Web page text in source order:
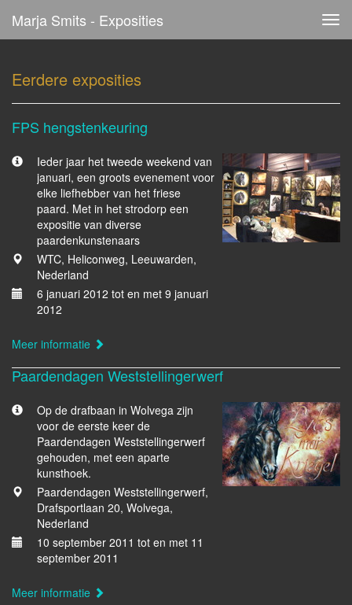
Marja Smits - Exposities
Eerdere exposities
FPS hengstenkeuring
Ieder jaar het tweede weekend van
januari, een groots evenement voor
elke liefhebber van het friese
paard. Met in het strodorp een
expositie van diverse
paardenkunstenaars
WTC, Heliconweg, Leeuwarden,
Nederland
6 januari 2012 tot en met 9 januari
2012
Meer informatie
Paardendagen Weststellingerwerf
Op de drafbaan in Wolvega zijn
voor de eerste keer de
Paardendagen Weststellingerwerf
gehouden, met een aparte
kunsthoek.
Paardendagen Weststellingerwerf,
Drafsportlaan 20, Wolvega,
Nederland
10 september 2011 tot en met 11
september 2011
Meer informatie